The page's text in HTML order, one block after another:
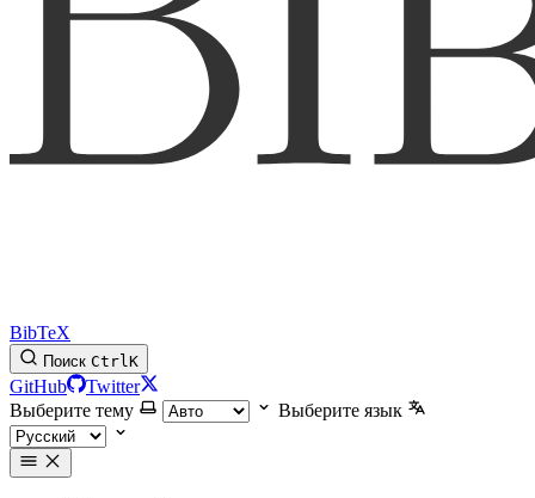
BibTeX
Поиск CtrlK
GitHub
Twitter
Выберите тему
Выберите язык